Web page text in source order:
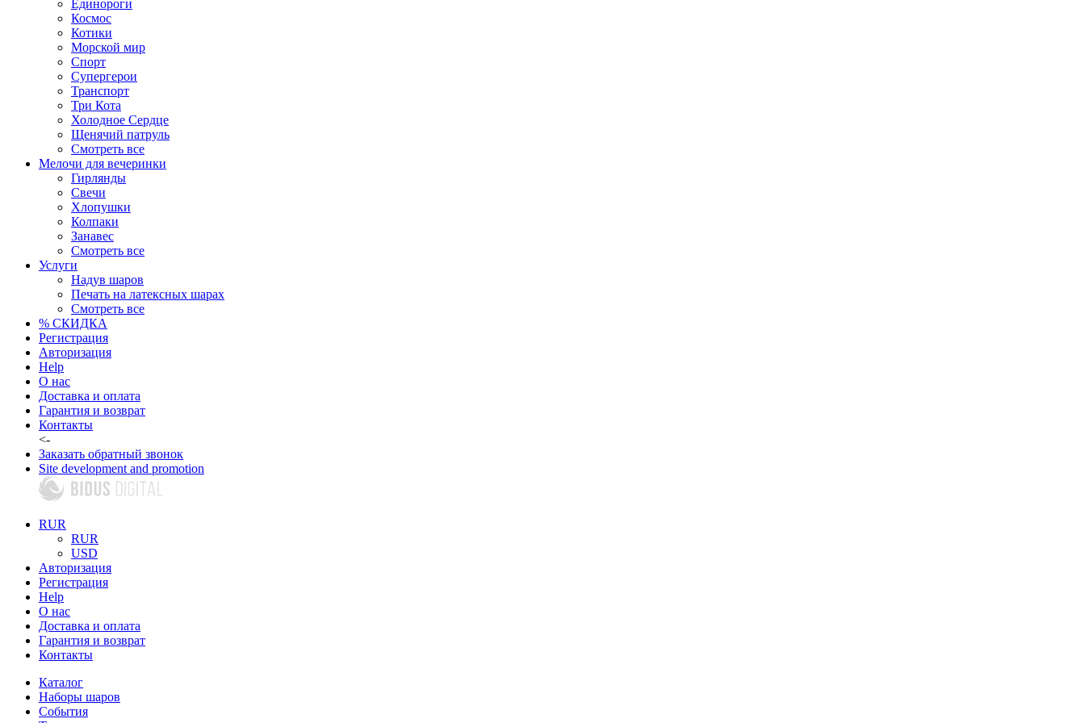
Единороги
Космос
Котики
Морской мир
Спорт
Супергерои
Транспорт
Три Кота
Холодное Сердце
Щенячий патруль
Смотреть все
Мелочи для вечеринки
Гирлянды
Свечи
Хлопушки
Колпаки
Занавес
Смотреть все
Услуги
Надув шаров
Печать на латексных шарах
Смотреть все
% СКИДКА
Регистрация
Авторизация
Help
О нас
Доставка и оплата
Гарантия и возврат
Контакты
<-
Заказать обратный звонок
Site development and promotion
RUR
RUR
USD
Авторизация
Регистрация
Help
О нас
Доставка и оплата
Гарантия и возврат
Контакты
Каталог
Наборы шаров
События